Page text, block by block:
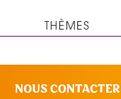
THÈMES
NOUS CONTACTER